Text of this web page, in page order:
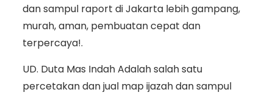
dan sampul raport di Jakarta lebih gampang,
murah, aman, pembuatan cepat dan
terpercaya!.
UD. Duta Mas Indah Adalah salah satu
percetakan dan jual map ijazah dan sampul